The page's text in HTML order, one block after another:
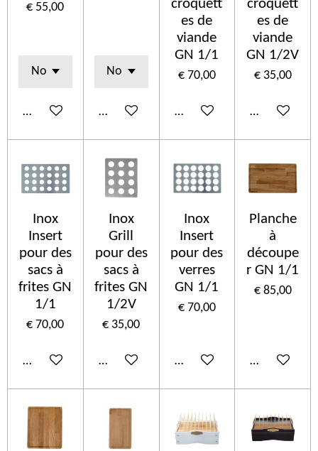
€ 55,00
Bekijk details In winkelwagen
croquett
es de
viande
GN 1/1
€ 70,00
In winkelwagen
croquett
es de
viande
GN 1/2V
€ 35,00
In
Inox
Insert
pour des
sacs à
frites GN
1/1
€ 70,00
In winkelwagen
Inox
Grill
pour des
sacs à
frites GN
1/2V
€ 35,00
In winkelwagen
Inox
Insert
pour des
verres
GN 1/1
€ 70,00
In winkelwagen
Planche
à
découpe
r GN 1/1
€ 85,00
In